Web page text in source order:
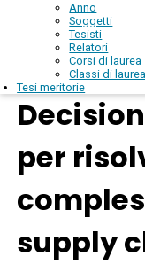
Anno
Soggetti
Tesisti
Relatori
Corsi di laurea
Classi di laurea
Tesi meritorie
per
supply